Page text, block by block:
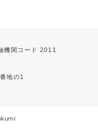
機関コード 2011
地の1